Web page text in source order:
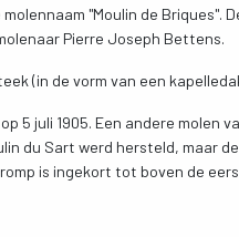
"Moulin de Briques".
Pierre Joseph Bettens.
(in de vorm van een
5 juli 1905. Een andere molen
du Sart werd hersteld, maar
is ingekort tot boven de